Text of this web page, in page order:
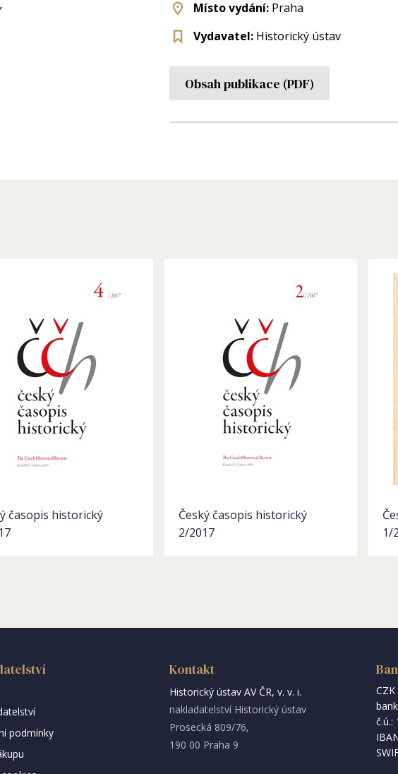
Místo vydání: Praha
Vydavatel: Historický ústav
Obsah publikace (PDF)
časopis historický
Český časopis historický
2/2017
1/
podmínky
Kontakt
Historický ústav AV ČR, v. v. i.
nakladatelství Historický ústav
Prosecká 809/76,
190 00 Praha 9
CZK
č.ú.: